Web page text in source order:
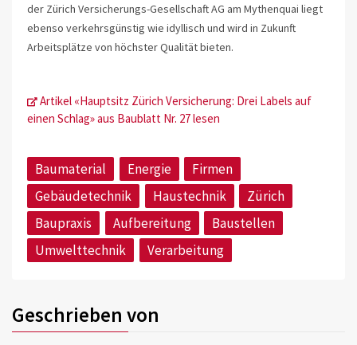
der Zürich Versicherungs-Gesellschaft AG am Mythenquai liegt
ebenso verkehrsgünstig wie idyllisch und wird in Zukunft
Arbeitsplätze von höchster Qualität bieten.
Artikel «Hauptsitz Zürich Versicherung: Drei Labels auf
einen Schlag» aus Baublatt Nr. 27 lesen
Baumaterial Energie
Firmen
Gebäudetechnik
Haustechnik
Zürich
Baupraxis
Aufbereitung
Baustellen
Umwelttechnik
Verarbeitung
Geschrieben von